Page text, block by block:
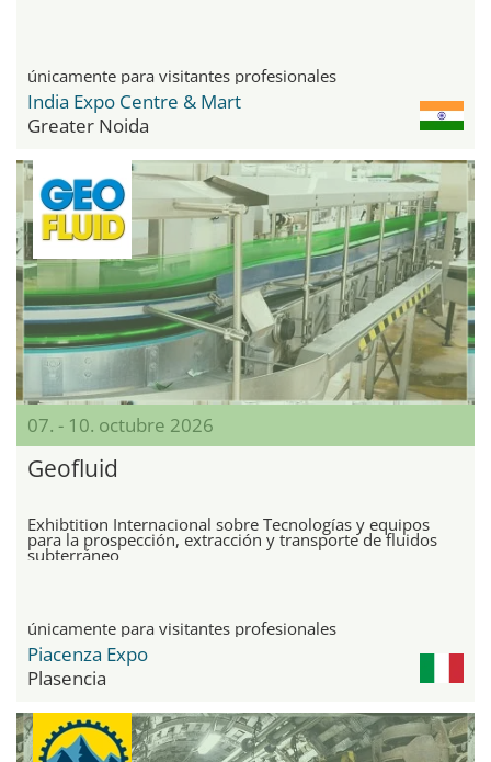
únicamente para visitantes profesionales
India Expo Centre & Mart
Greater Noida
07. - 10. octubre 2026
Geofluid
Exhibtition Internacional sobre Tecnologías y equipos
para la prospección, extracción y transporte de fluidos
subterráneo
únicamente para visitantes profesionales
Piacenza Expo
Plasencia